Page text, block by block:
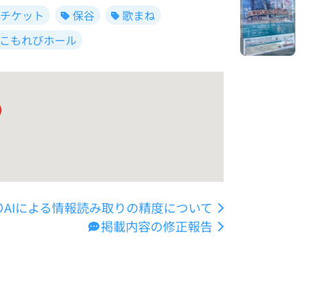
チケット 保谷
歌まね
こもれびホール
AIによる情報読み取りの精度について
掲載内容の修正報告